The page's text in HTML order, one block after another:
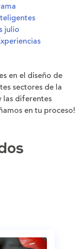
julio
en el diseño de
sectores de la
las diferentes
en tu proceso!